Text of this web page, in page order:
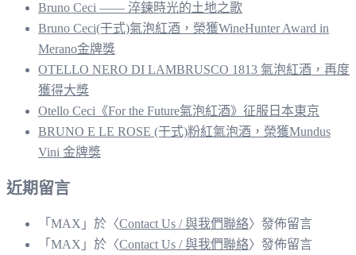
Bruno Ceci —— 淬鍊時光的土地之歌
Bruno Ceci(干式)氣泡紅酒，榮獲WineHunter Award in
Merano金牌獎
OTELLO NERO DI LAMBRUSCO 1813 氣泡紅酒，再度
獲得大獎
Otello Ceci《For the Future氣泡紅酒》征服日本東京
BRUNO E LE ROSE (干式)粉紅氣泡酒，榮獲Mundus
Vini 金牌獎
近期留言
「 MAX 」於〈Contact Us / 與我們聯絡〉發佈留言
「 MAX 」於〈Contact Us / 與我們聯絡〉發佈留言